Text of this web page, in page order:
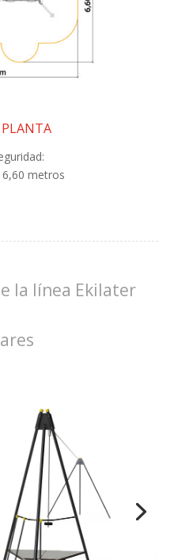
metros
la línea Ekilater